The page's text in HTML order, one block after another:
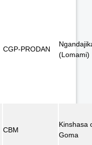
CGP-PRODAN
(Lomami)
CBM
Kinshasa
Goma